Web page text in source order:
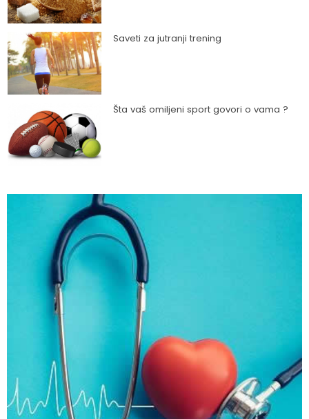
Saveti za jutranji trening
Šta vaš omiljeni sport govori o vama ?
Kako da ostanete fit - vežbajte kod kuće
Zbog čega je zumba sve popularnija?
Mitovi o zdravoj hrani